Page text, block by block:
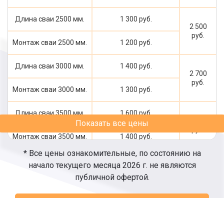
Длина сваи 2500 мм.
1 300 руб.
2 500
руб.
Монтаж сваи 2500 мм.
1 200 руб.
Длина сваи 3000 мм.
1 400 руб.
2 700
руб.
Монтаж сваи 3000 мм.
1 300 руб.
Длина сваи 3500 мм.
1 600 руб.
Монтаж сваи 3500 мм.
1 400 руб.
Длина сваи 4000 мм.
3 300
Монтаж сваи 4000 мм.
1 500 руб.
Показать все цены
* Все цены ознакомительные, по состоянию на
начало текущего месяца 2026 г. не являются
публичной офертой.